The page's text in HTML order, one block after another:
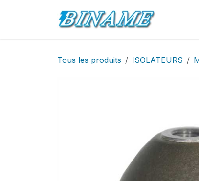
Tous les produits ISOLATEURS